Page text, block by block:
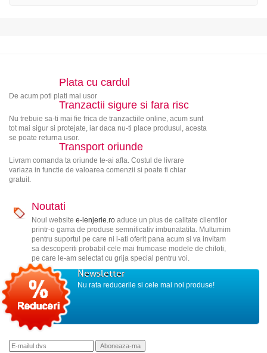
Plata cu cardul
De acum poti plati mai usor
Tranzactii sigure si fara risc
Nu trebuie sa-ti mai fie frica de tranzactiile online, acum sunt
tot mai sigur si protejate, iar daca nu-ti place produsul, acesta
se poate returna usor.
Transport oriunde
Livram comanda ta oriunde te-ai afla. Costul de livrare
variaza in functie de valoarea comenzii si poate fi chiar
gratuit.
Noutati
Noul website e-lenjerie.roaduce un plus de calitate clientilor
printr-o gama de produse semnificativ imbunatatita. Multumim
pentru suportul pe care ni l-ati oferit pana acum si va invitam
sa descoperiti probabil cele mai frumoase modele de chiloti,
pe care le-am selectat cu grija special pentru voi.
Newsletter
Nu rata reducerile si cele mai noi produse!